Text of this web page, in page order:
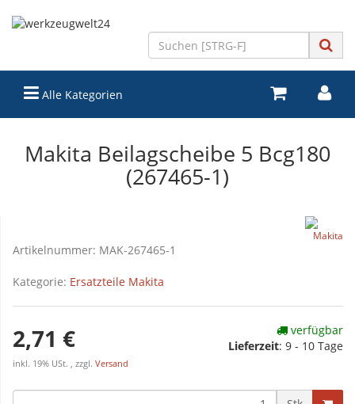
Alle Kategorien
Makita Beilagscheibe 5 Bcg180
(267465-1)
Artikelnummer: MAK-267465-1
Kategorie: Ersatzteile Makita
2,71 €
inkl. 19% USt. , zzgl. Versand
verfügbar
Lieferzeit: 9 - 10 Tage